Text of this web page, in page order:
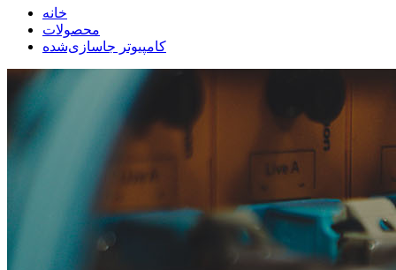
خانه
محصولات
کامپیوتر جاسازی‌شده